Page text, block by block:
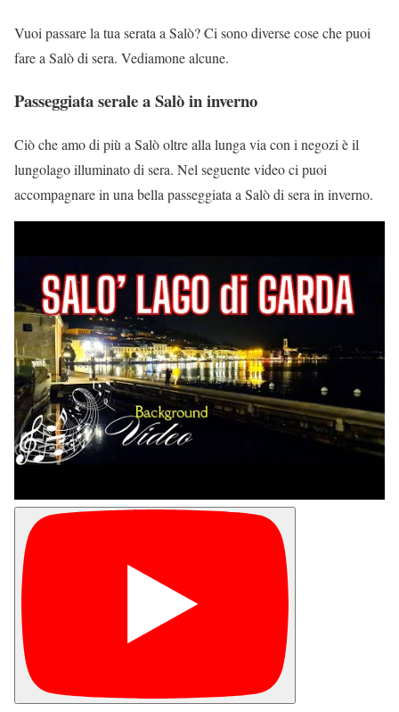
Vuoi passare la tua serata a Salò? Ci sono diverse cose che puoi
fare a Salò di sera. Vediamone alcune.
Passeggiata serale a Salò in inverno
Ciò che amo di più a Salò oltre alla lunga via con i negozi è il
lungolago illuminato di sera. Nel seguente video ci puoi
accompagnare in una bella passeggiata a Salò di sera in inverno.